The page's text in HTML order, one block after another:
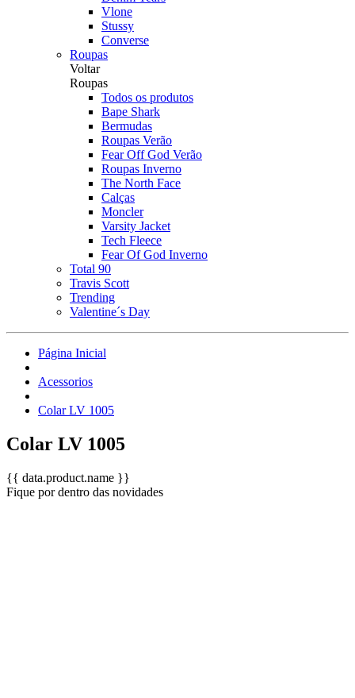
Vlone
Stussy
Converse
Roupas
Voltar
Roupas
Todos os produtos
Bape Shark
Bermudas
Roupas Verão
Fear Off God Verão
Roupas Inverno
The North Face
Calças
Moncler
Varsity Jacket
Tech Fleece
Fear Of God Inverno
Total 90
Travis Scott
Trending
Valentine´s Day
Página Inicial
Acessorios
Colar LV 1005
Colar LV 1005
{{ data.product.name }}
Fique por dentro das novidades